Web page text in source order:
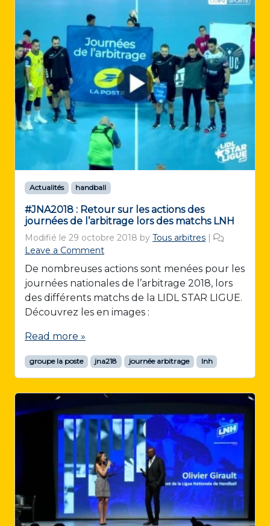
Actualités handball
#JNA2018 : Retour sur les actions des
journées de l’arbitrage lors des matchs LNH
Modifié le 29 octobre 2018 by Tous arbitres
Leave a Comment
De nombreuses actions sont menées pour les
journées nationales de l’arbitrage 2018, lors
des différents matchs de la LIDL STAR LIGUE.
Découvrez les en images :
Read more »
groupe la poste jna218 journée arbitrage lnh